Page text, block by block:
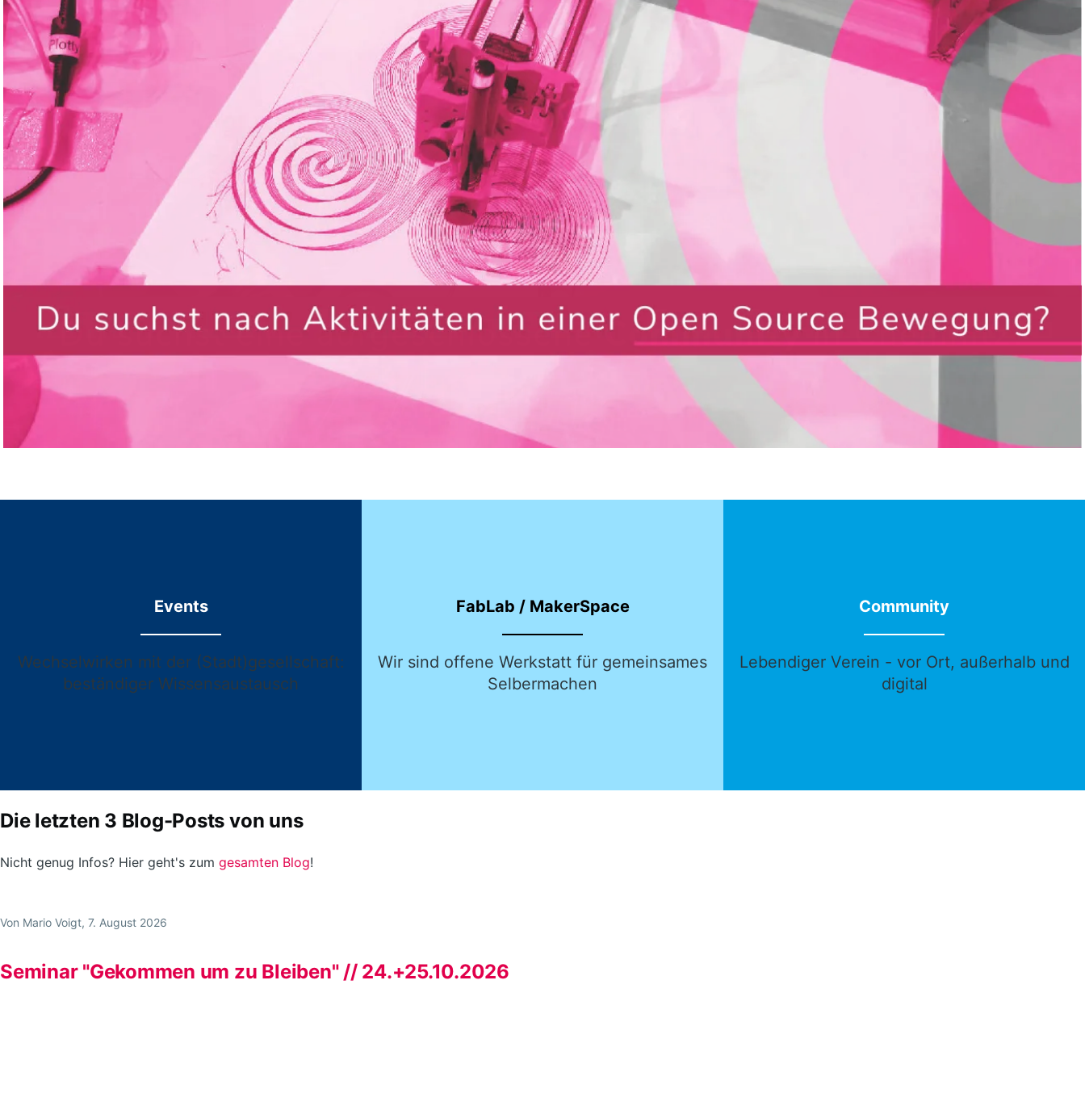
Events
Wechselwirken mit der (Stadt)gesellschaft:
beständiger Wissensaustausch
FabLab / MakerSpace
Wir sind offene Werkstatt für gemeinsames
Selbermachen
Community
Lebendiger Verein - vor Ort, außerhalb und
digital
Die letzten 3 Blog-Posts von uns
Nicht genug Infos? Hier geht's zum gesamten Blog!
Von Mario Voigt , 7. August 2026
Seminar "Gekommen um zu Bleiben" // 24.+25.10.2026